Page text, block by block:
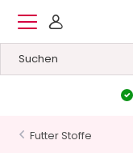
Futter Stoffe